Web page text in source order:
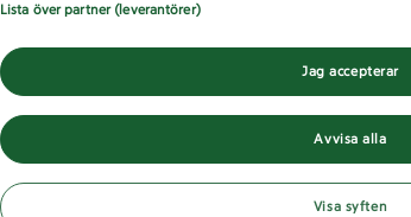
Lista över partner (leverantörer)
Avvisa alla
Jag accepterar
Visa syften